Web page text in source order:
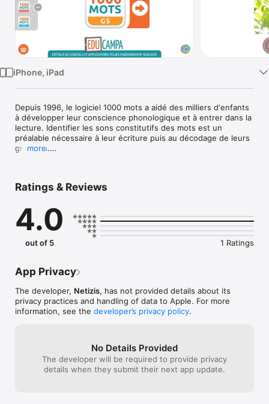
Watch
TV
iPhone, iPad
Depuis 1996, le logiciel 1000 mots a aidé des milliers d'enfants
à développer leur conscience phonologique et à entrer dans la
lecture. Identifier les sons constitutifs des mots est un
préalable nécessaire à leur écriture puis au décodage de leurs
graphies.
ou, on, in) ce qui la rend utilisable dès la moyenne section de
En grande section, on complète par quelques consonnes, soit
facilement perceptibles, soit qu'on retrouve souvent dans les
mots (ch, v, m, l, r, t, p, s). Pour les enfants les plus à l'aise, la
reconnaissance de la graphie principale de ces différents sons
Une même tablette permet d'inscrire cinq utilisateurs.
La version 1000 mots Pro, reprend le contenu de cette
application ainsi que des versions CP-CE1 et FLE (Français
Langue étrangère ou remédiation).
La documentation complète est disponible sur
www.educampa.fr
more
Ratings & Reviews
4.0
out of 5 1 Ratings
App Privacy
The developer, Netizis, has not provided details about its
privacy practices and handling of data to Apple. For more
information, see the developer’s privacy policy.
No Details Provided
The developer will be required to provide privacy
details when they submit their next app update.